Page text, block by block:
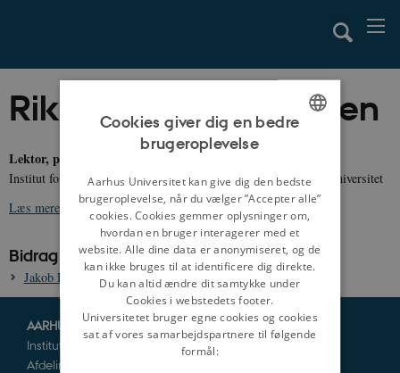
Rikke Steenholt Olesen
Lektor, ph.d.
Institut for Nordiske Studier og Sprogvidenskab, Københavns Universitet
Læs mere om Rikke Steenholt Olesen
Bidrag til danmarkshistorien.dk:
Jakob Røds røgelseskar, ca. 1250
AARHUS UNIVERSITET
Institut for Kultur og Samfund
Afdeling for Historie og Klassiske Studier
DANISH
Cookies giver dig en bedre
brugeroplevelse
Aarhus Universitet kan give dig den bedste
brugeroplevelse, når du vælger ”Accepter alle”
cookies. Cookies gemmer oplysninger om,
hvordan en bruger interagerer med et
website. Alle dine data er anonymiseret, og de
kan ikke bruges til at identificere dig direkte.
Du kan altid ændre dit samtykke under
Cookies i webstedets footer.
Universitetet bruger egne cookies og cookies
sat af vores samarbejdspartnere til følgende
formål: